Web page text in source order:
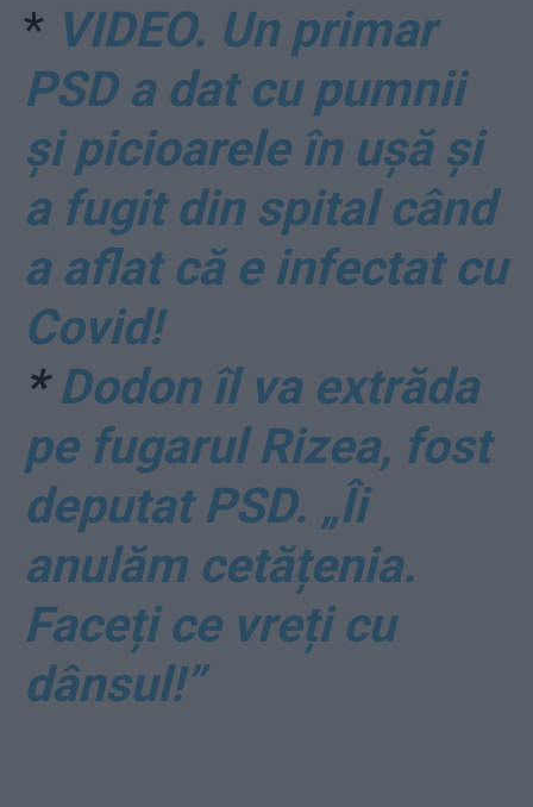
* VIDEO. Un primar
PSD a dat cu pumnii
și picioarele în ușă și
a fugit din spital când
a aflat că e infectat cu
Covid!
*Dodon îl va extrăda
pe fugarul Rizea, fost
deputat PSD. „Îi
anulăm cetățenia.
Faceți ce vreți cu
dânsul!”